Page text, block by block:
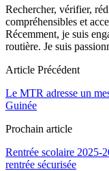
Rechercher, vérifier,
compréhensibles et
Récemment, je suis
routière. Je suis
Article Précédent
Le MTR adresse un
Guinée
Prochain article
Rentrée scolaire 2025-
rentrée sécurisée